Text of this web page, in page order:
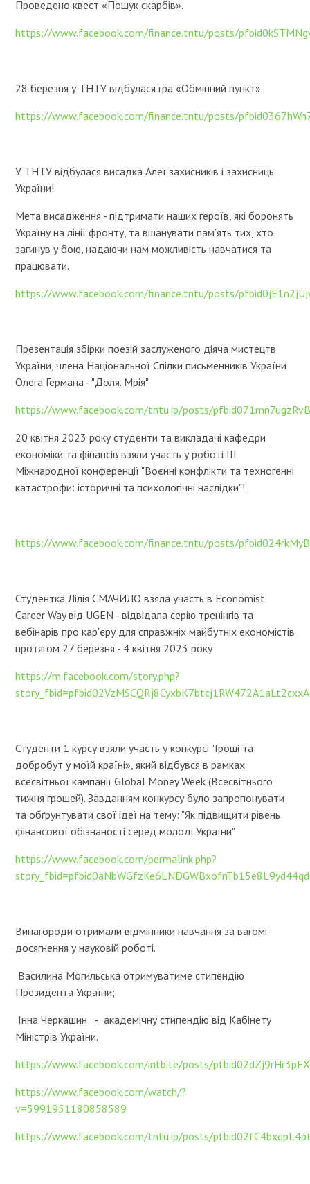
Проведено квест «Пошук скарбів».
https://www.facebook.com/finance.tntu/posts/
28 березня у ТНТУ відбулася гра «Обмінний пункт».
https://www.facebook.com/finance.tntu/posts/
У ТНТУ відбулася висадка Алеї захисників і захисниць
України!
Мета висадження - підтримати наших героїв, які боронять
Україну на лінії фронту, та вшанувати пам’ять тих, хто
загинув у бою, надаючи нам можливість навчатися та
працювати.
https://www.facebook.com/finance.tntu/posts/
Презентація збірки поезій заслуженого діяча мистецтв
України, члена Національної Спілки письменників України
Олега Германа - "Доля. Мрія"
https://www.facebook.com/tntu.ip/posts/
20 квітня 2023 року студенти та викладачі кафедри
економіки та фінансів взяли участь у роботі III
Міжнародної конференції "Воєнні конфлікти та техногенні
катастрофи: історичні та психологічні наслідки"!
https://www.facebook.com/finance.tntu/posts/
Студентка Лілія СМАЧИЛО взяла участь в Economist
Career Way від UGEN - відвідала серію тренінгів та
вебінарів про кар'єру для справжніх майбутніх економістів
протягом 27 березня - 4 квітня 2023 року
https://m.facebook.com/story.php?
Студенти 1 курсу взяли участь у конкурсі "Гроші та
добробут у моїй країні», який відбувся в рамках
всесвітньої кампанії Global Money Week (Всесвітнього
тижня грошей). Завданням конкурсу було запропонувати
та обґрунтувати свої ідеї на тему: "Як підвищити рівень
фінансової обізнаності серед молоді України"
https://www.facebook.com/permalink.php?
Винагороди отримали відмінники навчання за вагомі
досягнення у науковій роботі.
Василина Могильська отримуватиме стипендію
Президента України;
Інна Черкашин - академічну стипендію від Кабінету
Міністрів України.
https://www.facebook.com/intb.te/posts/
https://www.facebook.com/watch/?
v=5991951180858589
https://www.facebook.com/tntu.ip/posts/